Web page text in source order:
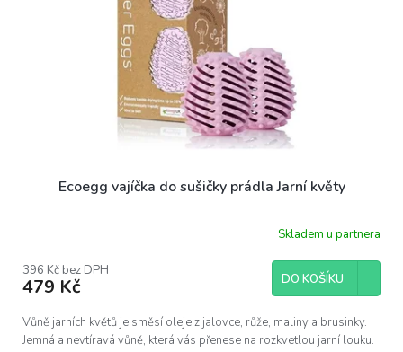
Ecoegg vajíčka do sušičky prádla Jarní květy
produktu
je
4,8
5
hvězdiček.
Skladem u partnera
396 Kč bez DPH
479 Kč DO KOŠÍKU
Vůně jarních květů je směsí oleje z jalovce, růže, maliny a brusinky.
Jemná a nevtíravá vůně, která vás přenese na rozkvetlou jarní louku.